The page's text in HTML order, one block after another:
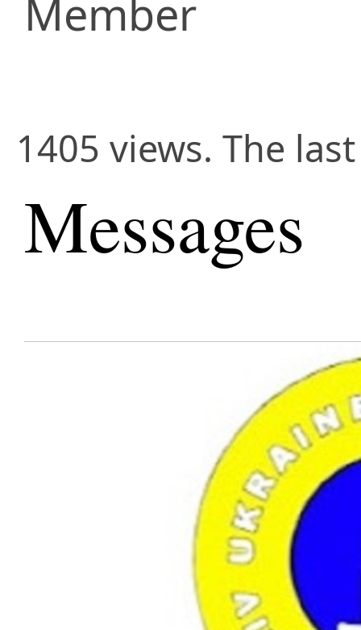
Member
1405 views. The
Messages